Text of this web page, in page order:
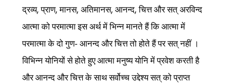
द्रव्य,प्राण,मानस, अतिमानस, आनन्द,चित्त और सत् अरविन्द
आत्मा को परमात्मा इस अर्थ में भिन्न मानते हैं कि आत्मा में
परमात्मा के दो गुण- आनन्द और चित्त तो होते हैं पर सत् नहीं ।
विभिन्न योनियों से होते हुए आत्मा मनुष्य योनि में प्रवेश करती है
और आनन्द और चित्त के साथ सर्वोच्च उद्देश्य सत् को प्राप्त